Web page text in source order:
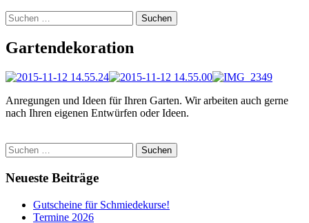
Suchen
nach:
Gartendekoration
Anregungen und Ideen für Ihren Garten. Wir arbeiten auch gerne
nach Ihren eigenen Entwürfen oder Ideen.
Suchen
nach:
Neueste Beiträge
Gutscheine für Schmiedekurse!
Termine 2026